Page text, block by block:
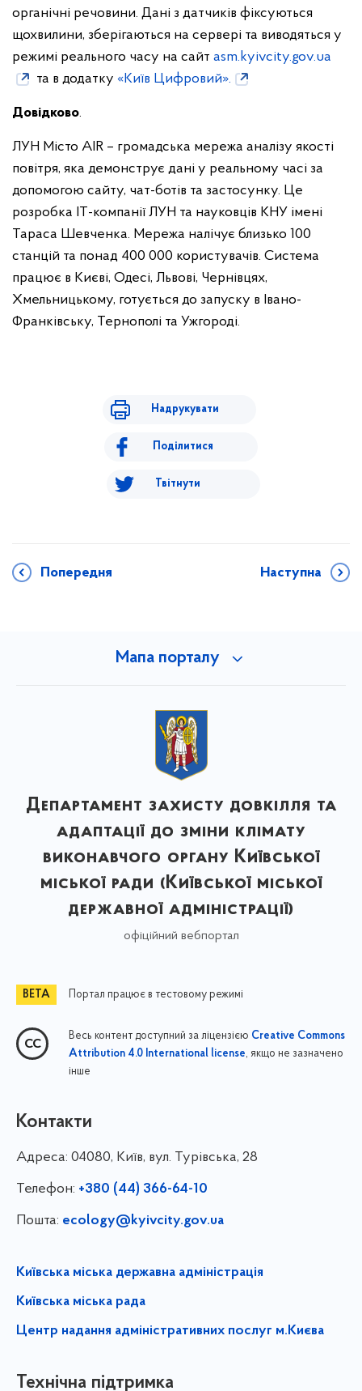
органічні речовини. Дані з датчиків фіксуються
щохвилини, зберігаються на сервері та виводяться у
режимі реального часу на сайт asm.kyivcity.gov.ua
та в додатку «Київ Цифровий».
Довідково.
ЛУН Місто AIR – громадська мережа аналізу якості
повітря, яка демонструє дані у реальному часі за
допомогою сайту, чат-ботів та застосунку. Це
розробка ІТ-компанії ЛУН та науковців КНУ імені
Тараса Шевченка. Мережа налічує близько 100
станцій та понад 400 000 користувачів. Система
працює в Києві, Одесі, Львові, Чернівцях,
Хмельницькому, готується до запуску в Івано-
Франківську, Тернополі та Ужгороді.
Надрукувати
Поділитися
Твітнути
Попередня Наступна
Мапа порталу
Департамент захисту довкілля та
адаптації до зміни клімату
виконавчого органу Київської
міської ради (Київської міської
державної адміністрації)
офіційний вебпортал
Портал працює в тестовому режимі
Весь контент доступний за ліцензією Creative Commons
Attribution 4.0 International license, якщо не зазначено
інше
Контакти
Адреса: 04080, Київ, вул. Турівська, 28
Телефон: +380 (44) 366-64-10
Пошта: ecology@kyivcity.gov.ua
Київська міська державна адміністрація
Київська міська рада
Центр надання адміністративних послуг м.Києва
Технічна підтримка